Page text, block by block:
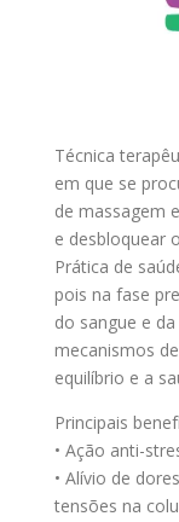
Técnica
em que se
de massagem
e desbloquear
Prática de
pois na fase
do sangue e
mecanismos
equilíbrio e a
Principais
• Ação anti-
• Alívio de
tensões na